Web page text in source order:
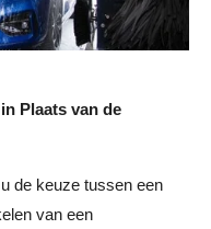
Plaats van de
de keuze tussen een
van een